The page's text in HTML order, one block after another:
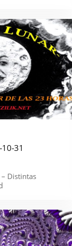
31
Distintas